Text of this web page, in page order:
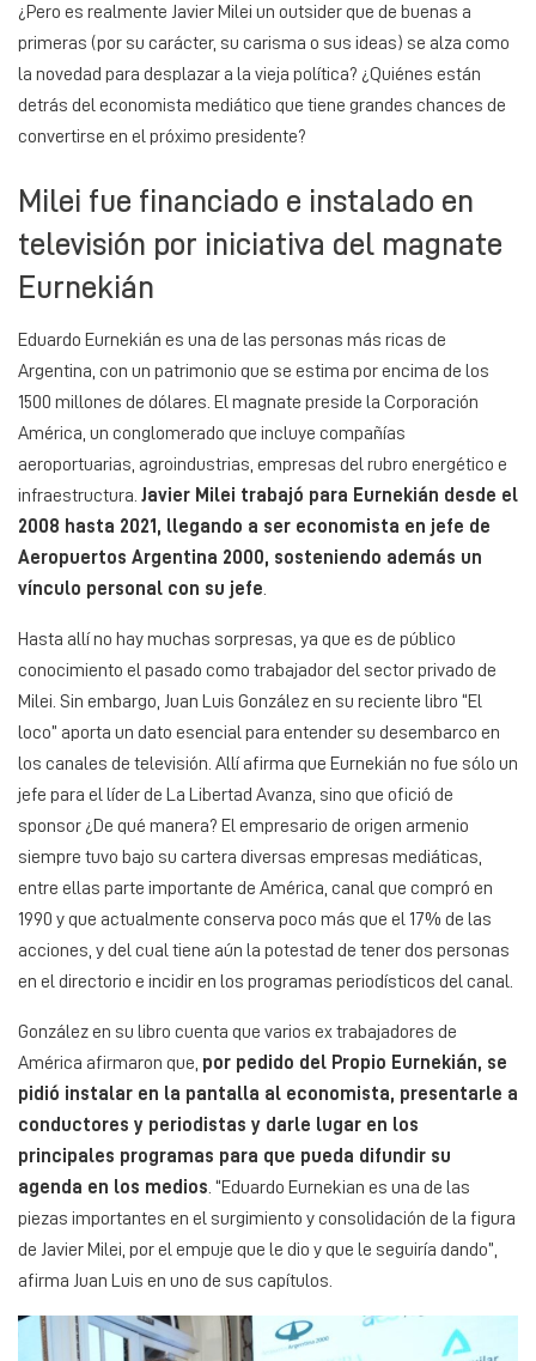
¿Pero es realmente Javier Milei un outsider que de buenas a
primeras (por su carácter, su carisma o sus ideas) se alza como
la novedad para desplazar a la vieja política? ¿Quiénes están
detrás del economista mediático que tiene grandes chances de
convertirse en el próximo presidente?
Milei fue financiado e instalado en
televisión por iniciativa del magnate
Eurnekián
Eduardo Eurnekián es una de las personas más ricas de
Argentina, con un patrimonio que se estima por encima de los
1500 millones de dólares. El magnate preside la Corporación
América, un conglomerado que incluye compañías
aeroportuarias, agroindustrias, empresas del rubro energético e
infraestructura. Javier Milei trabajó para Eurnekián desde el
2008 hasta 2021, llegando a ser economista en jefe de
Aeropuertos Argentina 2000, sosteniendo además un
vínculo personal con su jefe
Hasta allí no hay muchas sorpresas, ya que es de público
conocimiento el pasado como trabajador del sector privado de
Milei. Sin embargo, Juan Luis González en su reciente libro “El
loco” aporta un dato esencial para entender su desembarco en
los canales de televisión. Allí afirma que Eurnekián no fue sólo un
jefe para el líder de La Libertad Avanza, sino que ofició de
sponsor ¿De qué manera? El empresario de origen armenio
siempre tuvo bajo su cartera diversas empresas mediáticas,
entre ellas parte importante de América, canal que compró en
1990 y que actualmente conserva poco más que el 17% de las
acciones, y del cual tiene aún la potestad de tener dos personas
en el directorio e incidir en los programas periodísticos del canal.
González en su libro cuenta que varios ex trabajadores de
América afirmaron que, por pedido del Propio Eurnekián, se
pidió instalar en la pantalla al economista, presentarle a
conductores y periodistas y darle lugar en los
principales programas para que pueda difundir su
agenda en los medios . “Eduardo Eurnekian es una de las
piezas importantes en el surgimiento y consolidación de la figura
de Javier Milei, por el empuje que le dio y que le seguiría dando”,
afirma Juan Luis en uno de sus capítulos.